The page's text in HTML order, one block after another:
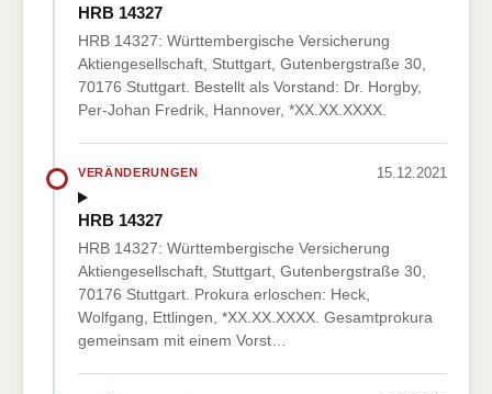
HRB 14327
HRB 14327: Württembergische Versicherung
Aktiengesellschaft, Stuttgart, Gutenbergstraße 30,
70176 Stuttgart. Bestellt als Vorstand: Dr. Horgby,
Per-Johan Fredrik, Hannover, *XX.XX.XXXX.
VERÄNDERUNGEN 15.12.2021
HRB 14327
HRB 14327: Württembergische Versicherung
Aktiengesellschaft, Stuttgart, Gutenbergstraße 30,
70176 Stuttgart. Prokura erloschen: Heck,
Wolfgang, Ettlingen, *XX.XX.XXXX. Gesamtprokura
gemeinsam mit einem Vorst…